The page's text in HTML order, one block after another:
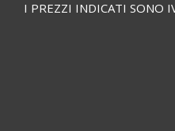
I PREZZI INDICATI SONO